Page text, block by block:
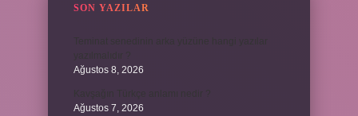
SON YAZILAR
Ağustos 8, 2026
Ağustos 7, 2026